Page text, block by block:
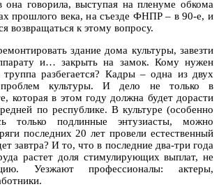
она говорила, выступая на пленуме обкома
прошлого века, на съезде ФНПР – в 90-е, и
возвращаться к этому вопросу.
здание дома культуры, завезти
и… закрыть на замок. Кому нужен
разбегается? Кадры – одна из двух
культуры. И дело не только в
которая в этом году должна будет дорасти
по республике. В культуре (особенно
только подлинные энтузиасты, можно
последних 20 лет провели естественный
завтра? И то, что в последние два-три года
растет доля стимулирующих выплат, не
Уезжают профессионалы: актеры,